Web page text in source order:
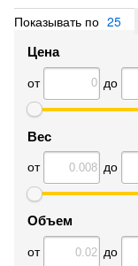
Показывать по 25
Цена
от до
Вес
от до
Объем
от до